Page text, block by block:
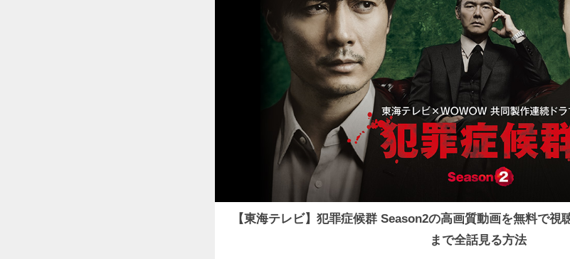
【東海テレビ】犯罪症候群 Season2の高画質動画を無料で視
まで全話見る方法